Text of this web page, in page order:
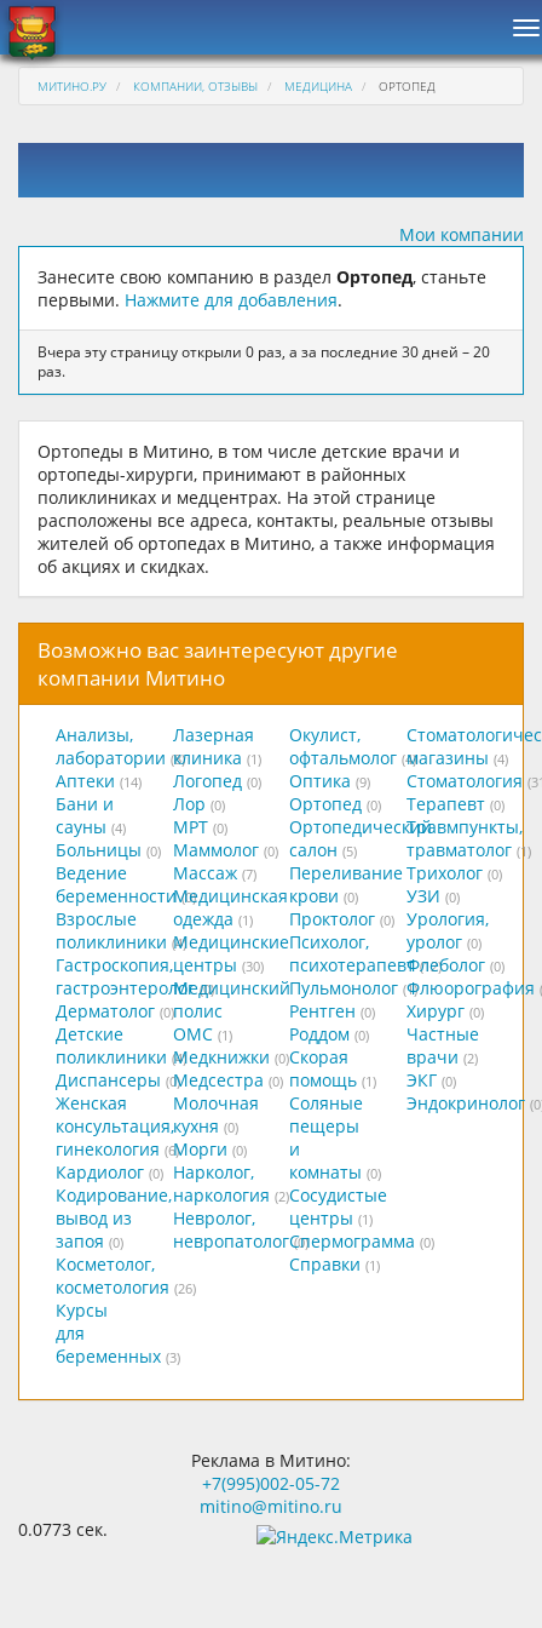
МИТИНО.РУ КОМПАНИИ, ОТЗЫВЫ МЕДИЦИНА ОРТОПЕД
Мои компании
Занесите свою компанию в раздел Ортопед, станьте
первыми. Нажмите для добавления.
Вчера эту страницу открыли 0 раз, а за последние 30 дней – 20
раз.
Ортопеды в Митино, в том числе детские врачи и
ортопеды-хирурги, принимают в районных
поликлиниках и медцентрах. На этой странице
расположены все адреса, контакты, реальные отзывы
жителей об ортопедах в Митино, а также информация
об акциях и скидках.
Возможно вас заинтересуют другие
компании Митино
Анализы,
лаборатории (8)
Аптеки (14)
Бани и
сауны (4)
Больницы (0)
Ведение
беременности (0)
Взрослые
поликлиники (4)
Гастроскопия,
гастроэнтеролог (0)
Дерматолог (0)
Детские
поликлиники (4)
Диспансеры (0)
Женская
консультация,
гинекология (6)
Кардиолог (0)
Кодирование,
вывод из
запоя (0)
Косметолог,
косметология (26)
Курсы
для
беременных (3)
Лазерная
клиника (1)
Логопед (0)
Лор (0)
МРТ (0)
Маммолог (0)
Массаж (7)
Медицинская
одежда (1)
Медицинские
центры (30)
Медицинский
полис
ОМС (1)
Медкнижки (0)
Медсестра (0)
Молочная
кухня (0)
Морги (0)
Нарколог,
наркология (2)
Невролог,
невропатолог (0)
Окулист,
офтальмолог (4)
Оптика (9)
Ортопед (0)
Ортопедический
салон (5)
Переливание
крови (0)
Проктолог (0)
Психолог,
психотерапевт (12)
Пульмонолог (1)
Рентген (0)
Роддом (0)
Скорая
помощь (1)
Соляные
пещеры
и
комнаты (0)
Сосудистые
центры (1)
Спермограмма (0)
Справки (1)
магазины (4)
Стоматология
Терапевт (0)
Травмпункты,
травматолог (1)
Трихолог (0)
УЗИ (0)
Урология,
уролог (0)
Флеболог (0)
Флюорография
Хирург (0)
Частные
врачи (2)
ЭКГ (0)
Эндокринолог
Реклама в Митино:
+7(995)002-05-72
mitino@mitino.ru
0.0773 сек.